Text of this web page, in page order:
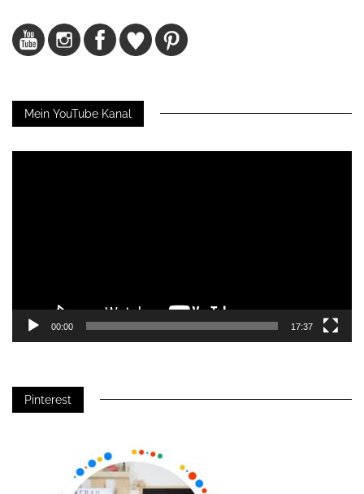
Mein YouTube Kanal
00:00 17:37
Pinterest